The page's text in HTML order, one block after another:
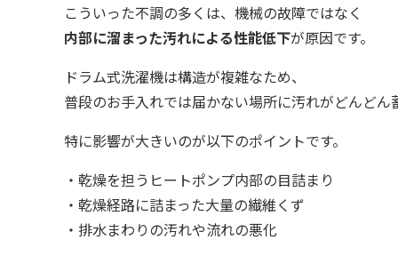
こういった不調の多くは、機械の故障ではなく
内部に溜まった汚れによる性能低下が原因です。
ドラム式洗濯機は構造が複雑なため、
普段のお手入れでは届かない場所に汚れがどんどん
特に影響が大きいのが以下のポイントです。
・乾燥を担うヒートポンプ内部の目詰まり
・乾燥経路に詰まった大量の繊維くず
・排水まわりの汚れや流れの悪化